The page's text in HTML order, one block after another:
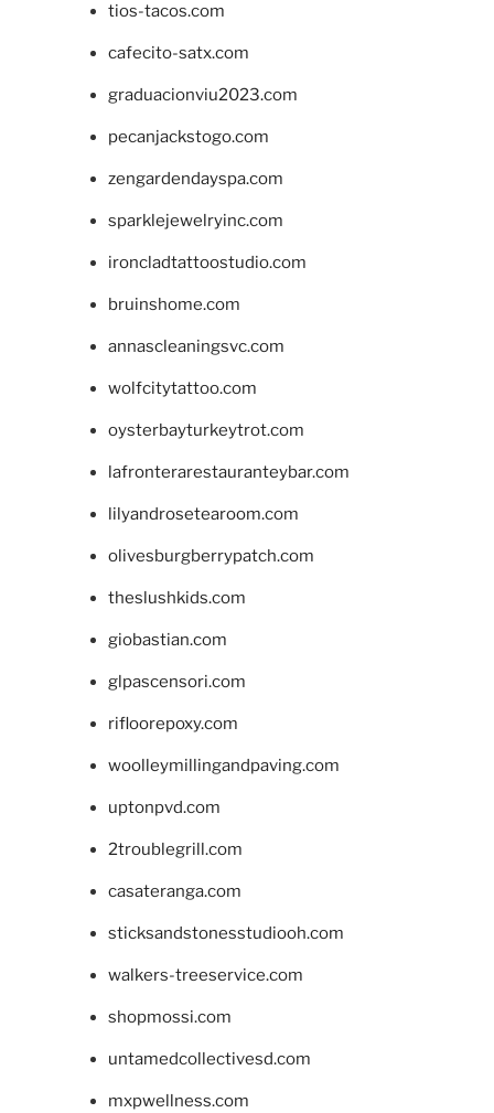
tios-tacos.com
cafecito-satx.com
graduacionviu2023.com
pecanjackstogo.com
zengardendayspa.com
sparklejewelryinc.com
ironcladtattoostudio.com
bruinshome.com
annascleaningsvc.com
wolfcitytattoo.com
oysterbayturkeytrot.com
lafronterarestauranteybar.com
lilyandrosetearoom.com
olivesburgberrypatch.com
theslushkids.com
giobastian.com
glpascensori.com
rifloorepoxy.com
woolleymillingandpaving.com
uptonpvd.com
2troublegrill.com
casateranga.com
sticksandstonesstudiooh.com
walkers-treeservice.com
shopmossi.com
untamedcollectivesd.com
mxpwellness.com